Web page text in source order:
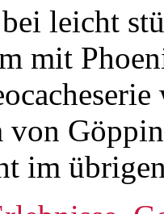
leicht
mit
im